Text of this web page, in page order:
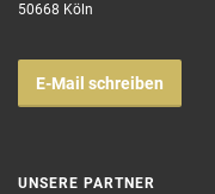
50668 Köln
E-Mail schreiben
UNSERE PARTNER